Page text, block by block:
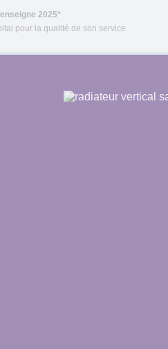
2025*
pour la qualité de son service